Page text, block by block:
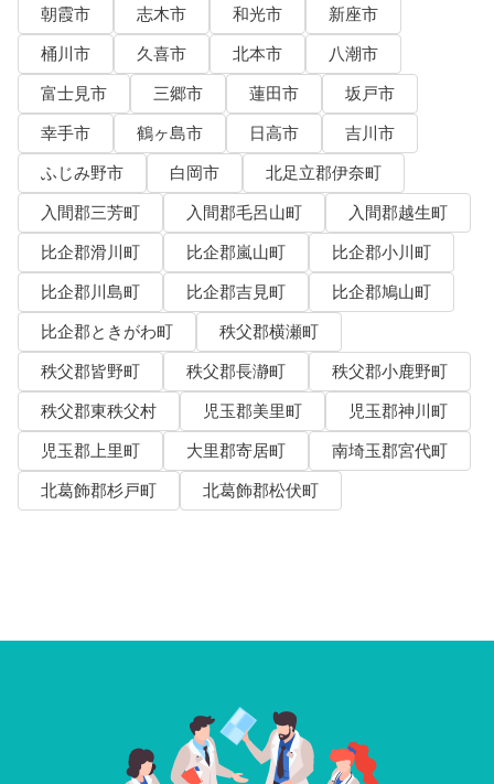
朝霞市
志木市 和光市
新座市
桶川市
久喜市 北本市
八潮市
富士見市
三郷市 蓮田市
坂戸市
幸手市
鶴ヶ島市 日高市
吉川市
ふじみ野市
白岡市
北足立郡伊奈町
入間郡三芳町
入間郡毛呂山町
入間郡越生町
比企郡滑川町
比企郡嵐山町
比企郡小川町
比企郡川島町
比企郡吉見町
比企郡鳩山町
比企郡ときがわ町
秩父郡横瀬町
秩父郡皆野町
秩父郡長瀞町
秩父郡小鹿野町
秩父郡東秩父村
児玉郡美里町
児玉郡神川町
児玉郡上里町
大里郡寄居町
南埼玉郡宮代町
北葛飾郡杉戸町
北葛飾郡松伏町